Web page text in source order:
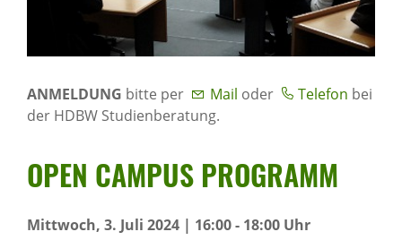
ANMELDUNG bitte per Mail oder Telefon bei
der HDBW Studienberatung.
OPEN CAMPUS PROGRAMM
Mittwoch, 3. Juli 2024 | 16:00 - 18:00 Uhr